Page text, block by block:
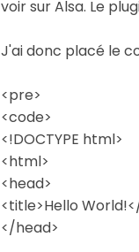
voir sur Alsa. Le
J'ai donc placé le
<pre>
<code>
<!DOCTYPE html>
<html>
<head>
<title>Hello
</head>